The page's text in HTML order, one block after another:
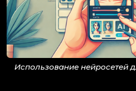
Использование нейросетей